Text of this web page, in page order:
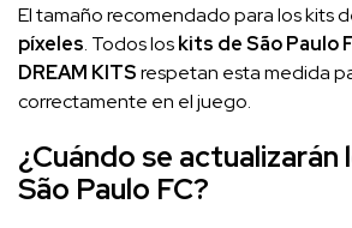
El tamaño recomendado para los kits
píxeles. Todos loskits de São Paulo
DREAM KITSrespetan esta medida
correctamente en el juego.
¿Cuándo se actualizarán
São Paulo FC?